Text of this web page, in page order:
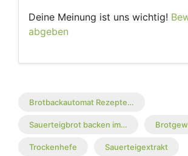
Deine Meinung ist uns wichtig!
abgeben
Brotbackautomat Rezepte…
Sauerteigbrot backen im…
Trockenhefe Sauerteigextrakt